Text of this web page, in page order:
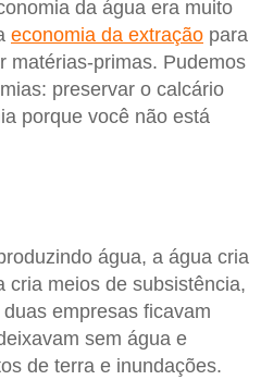
da água era muito
economia da extração para
matérias-primas. Pudemos
preservar o calcário
porque você não está
água, a água cria
cria meios de subsistência,
empresas ficavam
sem água e
de terra e inundações.